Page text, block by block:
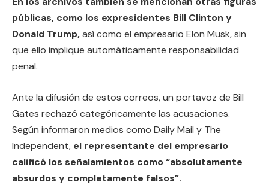
públicas, como los expresidentes Bill Clinton y
Donald Trump,así como el empresario Elon Musk, sin
que ello implique automáticamente responsabilidad
penal.
Ante la difusión de estos correos, un portavoz de Bill
Gates rechazó categóricamente las acusaciones.
Según informaron medios como Daily Mail y The
Independent, el representante del empresario
calificó los señalamientos como “absolutamente
absurdos y completamente falsos”.